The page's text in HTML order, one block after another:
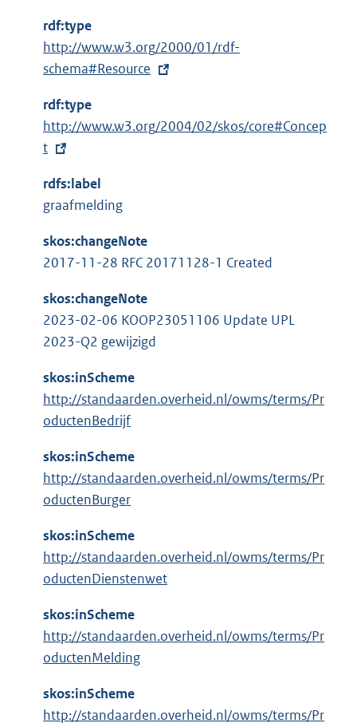
e
r
n
l
i
k
:
rdf:type
E
x
e
r
n
n
k
http://www.w3.org/2000/01/rdf-
schema#Resource
rdf:type
E
x
e
r
n
e
i
n
k
http://www.w3.org/2004/02/skos/core#Concep
t
rdfs:label
graafmelding
skos:changeNote
2017-11-28 RFC 20171128-1 Created
skos:changeNote
2023-02-06 KOOP23051106 Update UPL
2023-Q2 gewijzigd
skos:inScheme
http://standaarden.overheid.nl/owms/terms/Pr
oductenBedrijf
skos:inScheme
http://standaarden.overheid.nl/owms/terms/Pr
oductenBurger
skos:inScheme
http://standaarden.overheid.nl/owms/terms/Pr
oductenDienstenwet
skos:inScheme
http://standaarden.overheid.nl/owms/terms/Pr
oductenMelding
skos:inScheme
http://standaarden.overheid.nl/owms/terms/Pr